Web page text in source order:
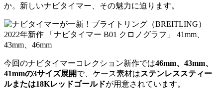
か。新しいナビタイマー、その魅力に迫ります。
今回のナビタイマーコレクション新作では46mm、43mm、
41mmの3サイズ展開で、ケース素材はステンレススティー
ルまたは18Kレッドゴールドが用意されています。